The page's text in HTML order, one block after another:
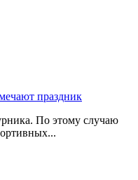
праздник
По этому случаю